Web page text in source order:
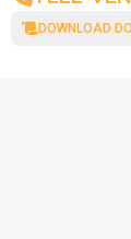
DOWNLOAD